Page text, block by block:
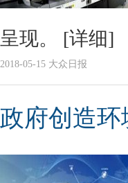
呈现。 [详细]
2018-05-15 大众日报
政府创造环